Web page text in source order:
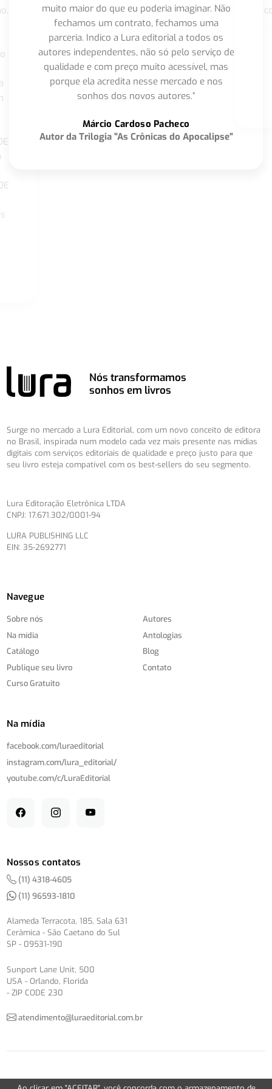
muito maior do que eu poderia imaginar. Não
fechamos um contrato, fechamos uma
parceria. Indico a Lura editorial a todos os
autores independentes, não só pelo serviço de
qualidade e com preço muito acessível, mas
porque ela acredita nesse mercado e nos
sonhos dos novos autores.”
Márcio Cardoso Pacheco
Autor da Trilogia "As Crônicas do Apocalipse"
Nós transformamos
sonhos em livros
Surge no mercado a Lura Editorial, com um novo conceito de editora
no Brasil, inspirada num modelo cada vez mais presente nas mídias
digitais com serviços editoriais de qualidade e preço justo para que
seu livro esteja compatível com os best-sellers do seu segmento.
Lura Editoração Eletrônica LTDA
CNPJ: 17.671.302/0001-94
LURA PUBLISHING LLC
EIN: 35-2692771
Navegue
Sobre nós
Na mídia
Catálogo
Publique seu livro
Curso Gratuito
Autores
Antologias
Blog
Contato
Na mídia
facebook.com/luraeditorial
instagram.com/lura_editorial/
youtube.com/c/LuraEditorial
Nossos contatos
(11) 4318-4605
(11) 96593-1810
Alameda Terracota, 185, Sala 631
Cerâmica - São Caetano do Sul
SP - 09531-190
Sunport Lane Unit, 500
USA - Orlando, Florida
- ZIP CODE 230
atendimento@luraeditorial.com.br
© Copyright 2012-2026 -Política de Privacidade